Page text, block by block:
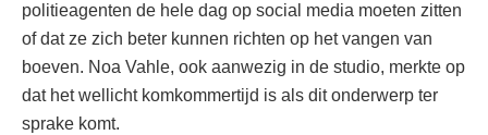
politieagenten de hele dag op social media moeten zitten
of dat ze zich beter kunnen richten op het vangen van
boeven. Noa Vahle, ook aanwezig in de studio, merkte op
dat het wellicht komkommertijd is als dit onderwerp ter
sprake komt.